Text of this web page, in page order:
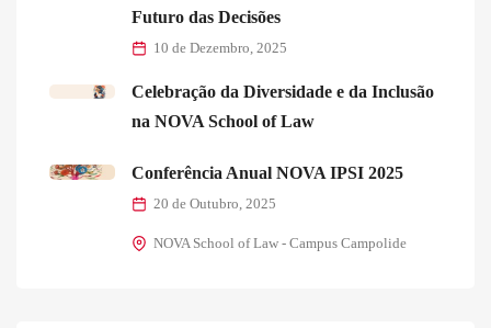
Futuro das Decisões
10 de Dezembro, 2025
Celebração da Diversidade e da Inclusão
na NOVA School of Law
Conferência Anual NOVA IPSI 2025
20 de Outubro, 2025
NOVA School of Law - Campus Campolide